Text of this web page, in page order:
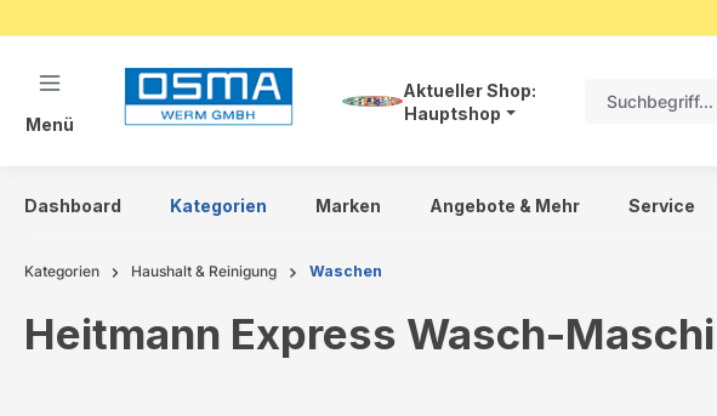
Menü
Aktueller Shop:
Hauptshop
Dashboard Kategorien Marken Angebote & Mehr Service
Kategorien Haushalt & Reinigung Waschen
Heitmann Express Wasch-